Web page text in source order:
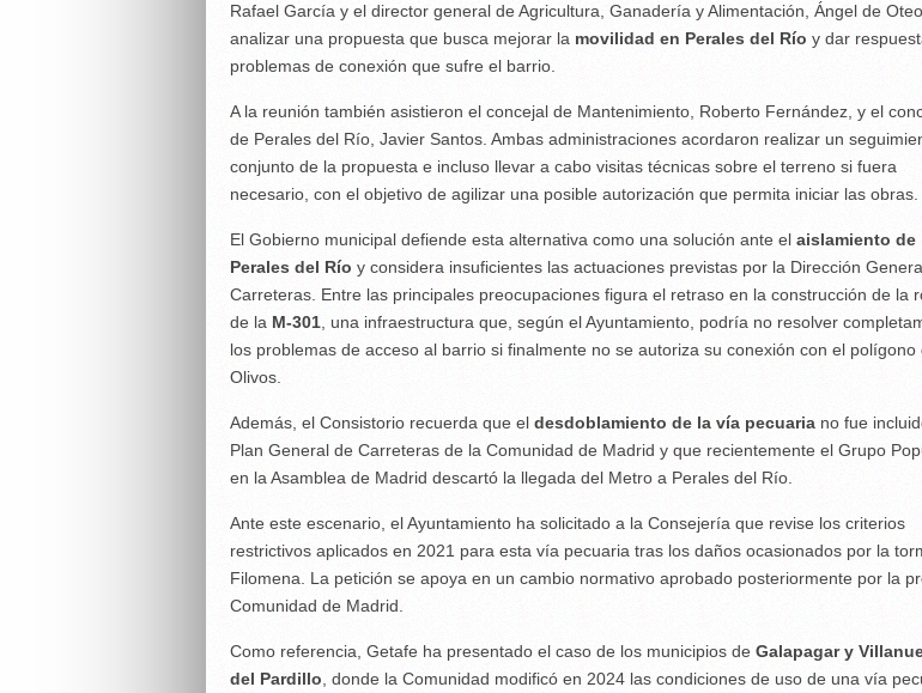
Rafael García y el director general de Agricultura, Ganadería y Alimentación, Ángel de
analizar una propuesta que busca mejorar la movilidad en Perales del Río y dar
problemas de conexión que sufre el barrio.
A la reunión también asistieron el concejal de Mantenimiento, Roberto Fernández, y el
de Perales del Río, Javier Santos. Ambas administraciones acordaron realizar un
conjunto de la propuesta e incluso llevar a cabo visitas técnicas sobre el terreno si fuera
necesario, con el objetivo de agilizar una posible autorización que permita iniciar las obras.
El Gobierno municipal defiende esta alternativa como una solución ante el aislamiento de
Perales del Río y considera insuficientes las actuaciones previstas por la Dirección
Carreteras. Entre las principales preocupaciones figura el retraso en la construcción de la
de la M-301 , una infraestructura que, según el Ayuntamiento, podría no resolver
los problemas de acceso al barrio si finalmente no se autoriza su conexión con el polígono
Olivos.
Además, el Consistorio recuerda que el desdoblamiento de la vía pecuaria no fue
Plan General de Carreteras de la Comunidad de Madrid y que recientemente el Grupo
en la Asamblea de Madrid descartó la llegada del Metro a Perales del Río.
Ante este escenario, el Ayuntamiento ha solicitado a la Consejería que revise los criterios
restrictivos aplicados en 2021 para esta vía pecuaria tras los daños ocasionados por la
Filomena. La petición se apoya en un cambio normativo aprobado posteriormente por la
Comunidad de Madrid.
Como referencia, Getafe ha presentado el caso de los municipios de Galapagar y
del Pardillo , donde la Comunidad modificó en 2024 las condiciones de uso de una vía